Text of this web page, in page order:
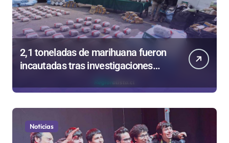
2,1 toneladas de marihuana fueron
incautadas tras investigaciones
Noticias